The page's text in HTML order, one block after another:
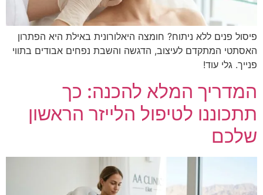
פיסול פנים ללא ניתוח? חומצה היאלורונית באילת היא הפתרון
האסתטי המתקדם לעיצוב, הדגשה והשבת נפחים אבודים בתווי
פנייך. גלי עוד!
המדריך המלא להכנה: כך
תתכוננו לטיפול הלייזר הראשון
שלכם